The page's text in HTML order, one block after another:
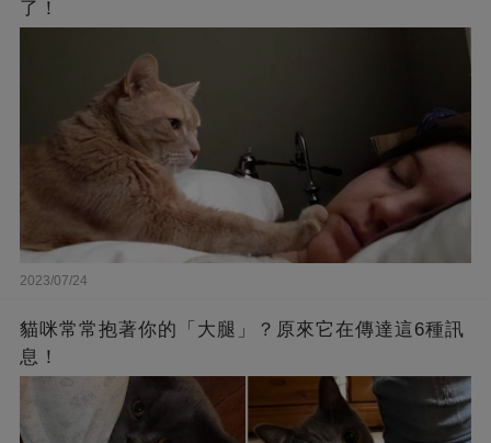
了！
2023/07/24
貓咪常常抱著你的「大腿」？原來它在傳達這6種訊
息！